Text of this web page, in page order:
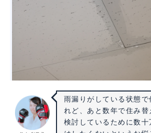
雨漏りがしている状態で
れど、あと数年で住み替
検討しているために数十